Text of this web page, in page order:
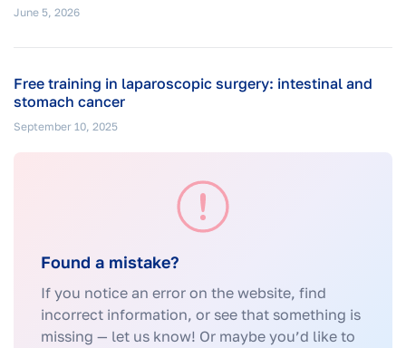
June 5, 2026
Free training in laparoscopic surgery: intestinal and
stomach cancer
September 10, 2025
Found a mistake?
If you notice an error on the website, find
incorrect information, or see that something is
missing — let us know! Or maybe you’d like to